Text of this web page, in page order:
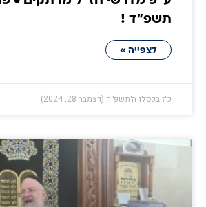
תשפ״ד !
לצפייה »
כ״ז בכסלו ה׳תשפ״ה (דצמבר 28, 2024)